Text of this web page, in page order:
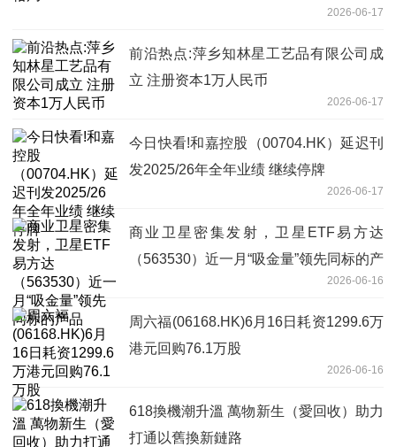
2026-06-17
前沿热点:萍乡知林星工艺品有限公司成
立 注册资本1万人民币
2026-06-17
今日快看!和嘉控股（00704.HK）延迟刊
发2025/26年全年业绩 继续停牌
2026-06-17
商业卫星密集发射，卫星ETF易方达
（563530）近一月“吸金量”领先同标的产
2026-06-16
周六福(06168.HK)6月16日耗资1299.6万
港元回购76.1万股
2026-06-16
618換機潮升溫 萬物新生（愛回收）助力
打通以舊換新鏈路